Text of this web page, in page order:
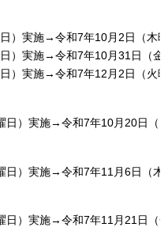
）実施→令和7年10月2日（木
）実施→令和7年10月31日（金
）実施→令和7年12月2日（火
日）実施→令和7年10月20日（
日）実施→令和7年11月6日（木
日）実施→令和7年11月21日（